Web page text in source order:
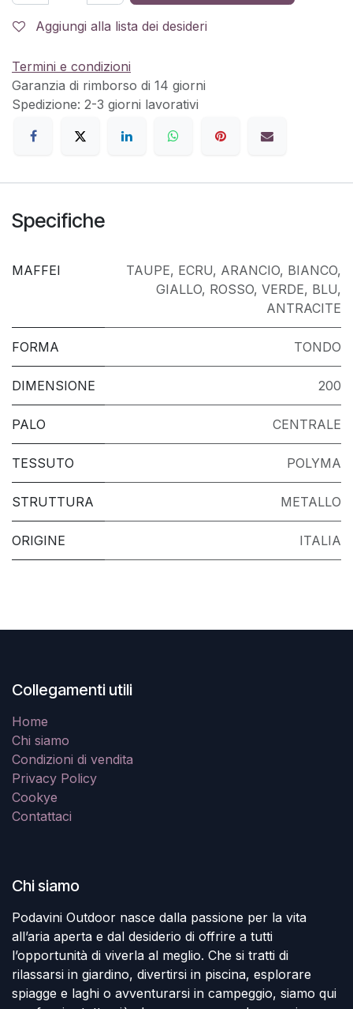
Aggiungi alla lista dei desideri
Termini e condizioni
Garanzia di rimborso di 14 giorni
Spedizione: 2-3 giorni lavorativi
Specifiche
MAFFEI TAUPE, ECRU, ARANCIO, BIANCO,
GIALLO, ROSSO, VERDE, BLU,
ANTRACITE
FORMA TONDO
DIMENSIONE 200
PALO CENTRALE
TESSUTO POLYMA
STRUTTURA METALLO
ORIGINE ITALIA
Collegamenti utili
Home
Chi siamo
Condizioni di vendita
Privacy Policy
Cookye
Contattaci
Chi siamo
Podavini Outdoor nasce dalla passione per la vita
all’aria aperta e dal desiderio di offrire a tutti
l’opportunità di viverla al meglio. Che si tratti di
rilassarsi in giardino, divertirsi in piscina, esplorare
spiagge e laghi o avventurarsi in campeggio, siamo qui